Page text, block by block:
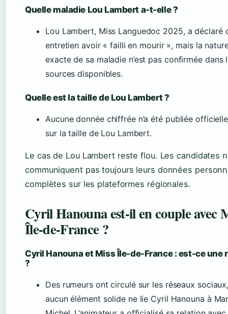
Quelle maladie Lou Lambert a-t-elle ?
Lou Lambert, Miss Languedoc 2025, a déclaré
entretien avoir « failli en mourir », mais la
exacte de sa maladie n’est pas confirmée dans
sources disponibles.
Quelle est la taille de Lou Lambert ?
Aucune donnée chiffrée n’a été publiée
sur la taille de Lou Lambert.
Le cas de Lou Lambert reste flou. Les candidates
communiquent pas toujours leurs données
complètes sur les plateformes régionales.
Cyril Hanouna est-il en couple avec
Île-de-France ?
Cyril Hanouna et Miss Île-de-France : est-ce une
?
Des rumeurs ont circulé sur les réseaux
aucun élément solide ne lie Cyril Hanouna à